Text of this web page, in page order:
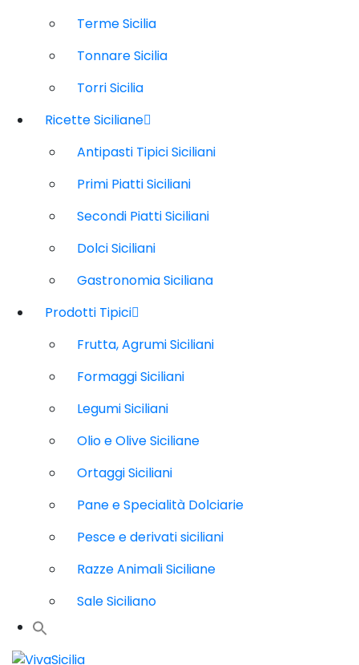
Terme Sicilia
Tonnare Sicilia
Torri Sicilia
Ricette Siciliane
Antipasti Tipici Siciliani
Primi Piatti Siciliani
Secondi Piatti Siciliani
Dolci Siciliani
Gastronomia Siciliana
Prodotti Tipici
Frutta, Agrumi Siciliani
Formaggi Siciliani
Legumi Siciliani
Olio e Olive Siciliane
Ortaggi Siciliani
Pane e Specialità Dolciarie
Pesce e derivati siciliani
Razze Animali Siciliane
Sale Siciliano